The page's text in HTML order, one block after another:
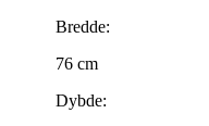
Bredde:
76 cm
Dybde: